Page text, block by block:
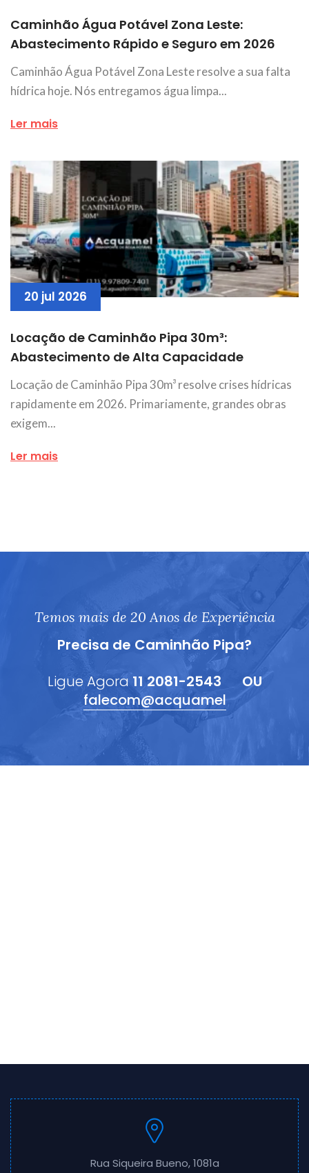
Caminhão Água Potável Zona Leste:
Abastecimento Rápido e Seguro em 2026
Caminhão Água Potável Zona Leste resolve a sua falta
hídrica hoje. Nós entregamos água limpa...
Ler mais
20 jul 2026
Locação de Caminhão Pipa 30m³:
Abastecimento de Alta Capacidade
Locação de Caminhão Pipa 30m³ resolve crises hídricas
rapidamente em 2026. Primariamente, grandes obras
exigem...
Ler mais
Temos mais de 20 Anos de Experiência
Precisa de Caminhão Pipa?
Ligue Agora 11 2081-2543
OU
falecom@acquamel
Rua Siqueira Bueno, 1081a